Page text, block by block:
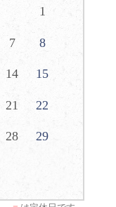
1
7 8
14 15
21 22
28 29